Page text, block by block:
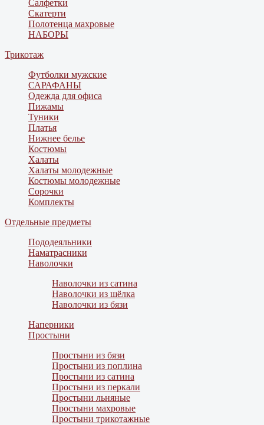
Салфетки
Скатерти
Полотенца махровые
НАБОРЫ
Трикотаж
Футболки мужские
САРАФАНЫ
Одежда для офиса
Пижамы
Туники
Платья
Нижнее белье
Костюмы
Халаты
Халаты молодежные
Костюмы молодежные
Сорочки
Комплекты
Отдельные предметы
Пододеяльники
Наматрасники
Наволочки
Наволочки из сатина
Наволочки из шёлка
Наволочки из бязи
Наперники
Простыни
Простыни из бязи
Простыни из поплина
Простыни из сатина
Простыни из перкали
Простыни льняные
Простыни махровые
Простыни трикотажные